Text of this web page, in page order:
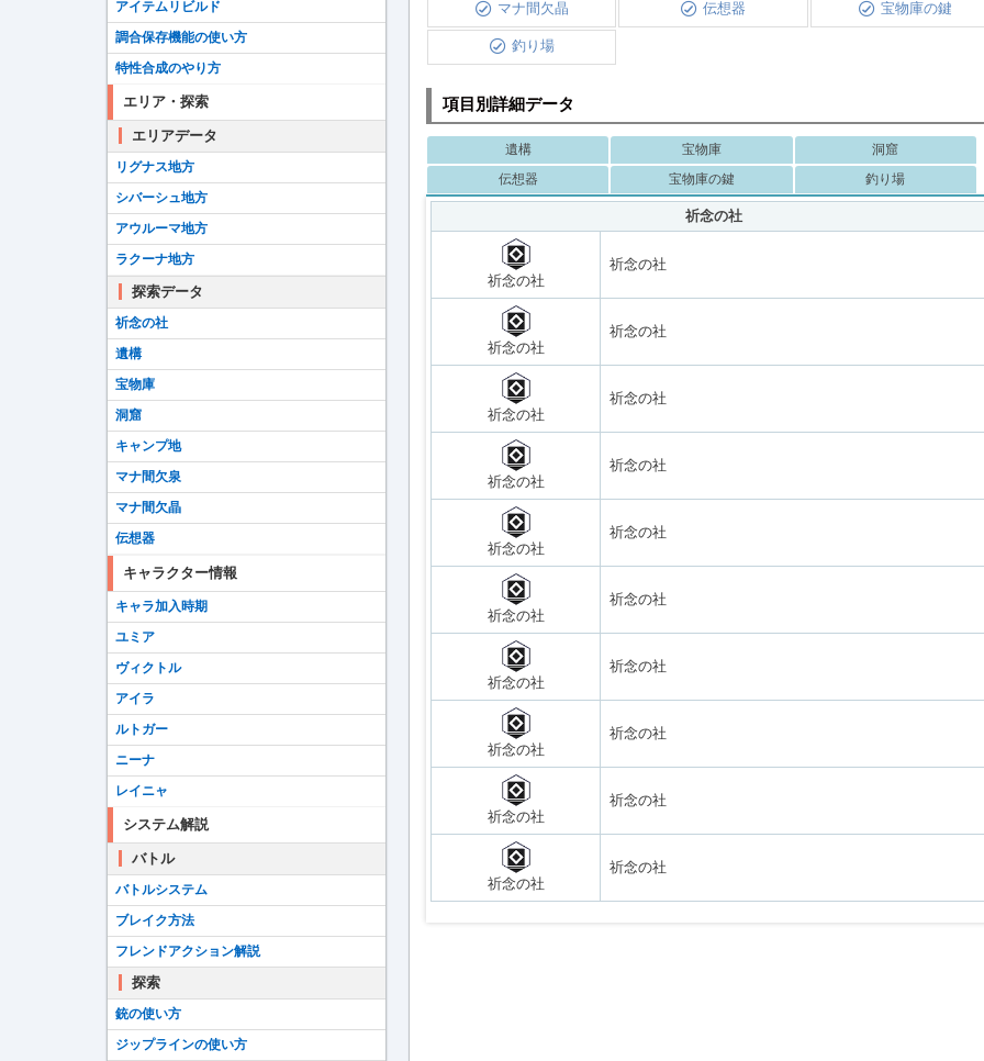
マナ間欠晶 伝想器 宝物庫の鍵
釣り場
項目別詳細データ
遺構 宝物庫
洞窟
伝想器
宝物庫の鍵 釣り場
祈念の社
祈念の社
祈念の社
祈念の社
祈念の社
祈念の社
祈念の社
祈念の社
祈念の社
祈念の社
祈念の社
祈念の社
祈念の社
祈念の社
祈念の社
祈念の社
祈念の社
祈念の社
祈念の社
祈念の社
祈念の社
アイテムリビルド
調合保存機能の使い方
特性合成のやり方
エリア・探索
エリアデータ
リグナス地方
シバーシュ地方
アウルーマ地方
ラクーナ地方
探索データ
祈念の社
遺構
宝物庫
洞窟
キャンプ地
マナ間欠泉
マナ間欠晶
伝想器
キャラクター情報
キャラ加入時期
ユミア
ヴィクトル
アイラ
ルトガー
ニーナ
レイニャ
システム解説
バトル
バトルシステム
ブレイク方法
フレンドアクション解説
探索
銃の使い方
ジップラインの使い方